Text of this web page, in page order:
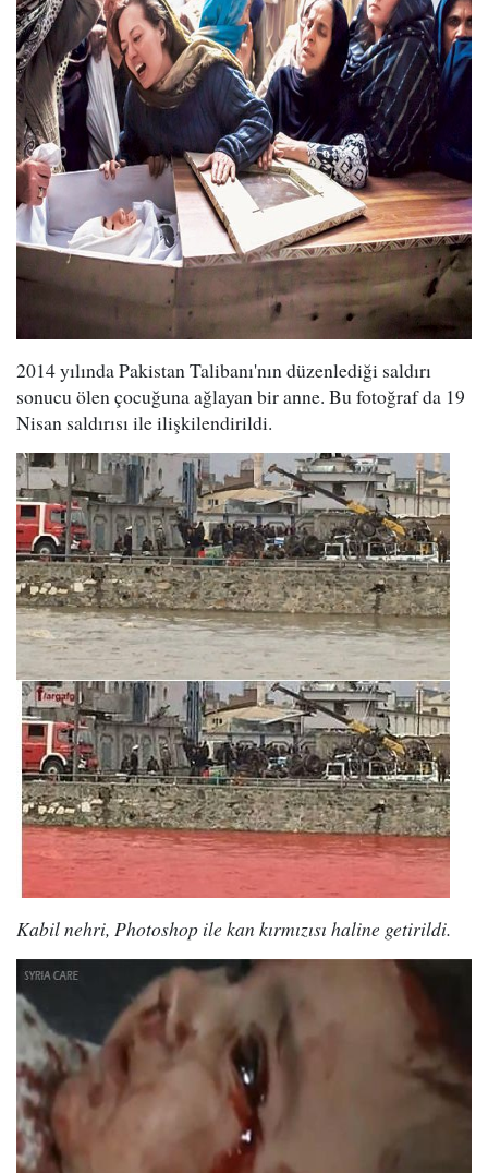
2014 yılında Pakistan Talibanı'nın düzenlediği saldırı
sonucu ölen çocuğuna ağlayan bir anne. Bu fotoğraf da 19
Nisan saldırısı ile ilişkilendirildi.
Kabil nehri, Photoshop ile kan kırmızısı haline getirildi.